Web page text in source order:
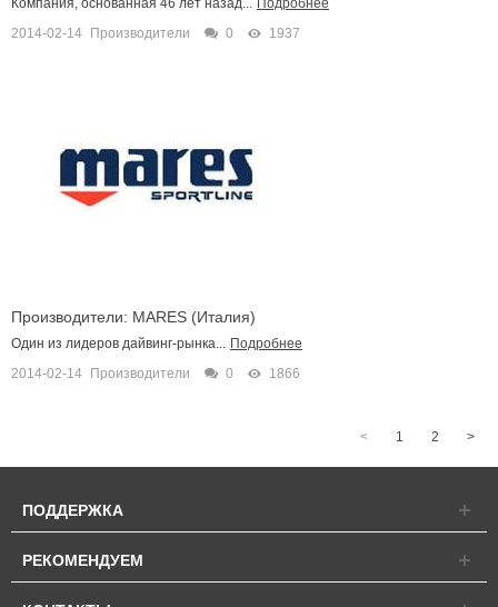
2014-02-14 Производители 0 1937
Производители: MARES (Италия)
Один из лидеров дайвинг-рынка...
Подробнее
2014-02-14 Производители 0 1866
< 1 2 >
ПОДДЕРЖКА
РЕКОМЕНДУЕМ